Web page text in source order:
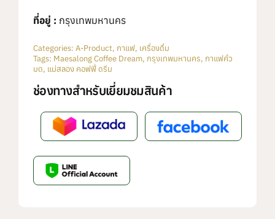
ที่อยู่ : กรุงเทพมหานคร
Categories: A-Product, กาแฟ, เครื่องดื่ม
Tags: Maesalong Coffee Dream, กรุงเทพมหานคร, กาแฟคั่ว
บด, แม่สลอง คอฟฟี่ ดรีม
ช่องทางสำหรับเยี่ยมชมสินค้า